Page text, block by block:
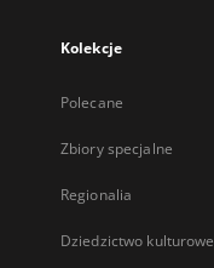
Kolekcje
Polecane
Zbiory specjalne
Regionalia
Dziedzictwo kulturowe